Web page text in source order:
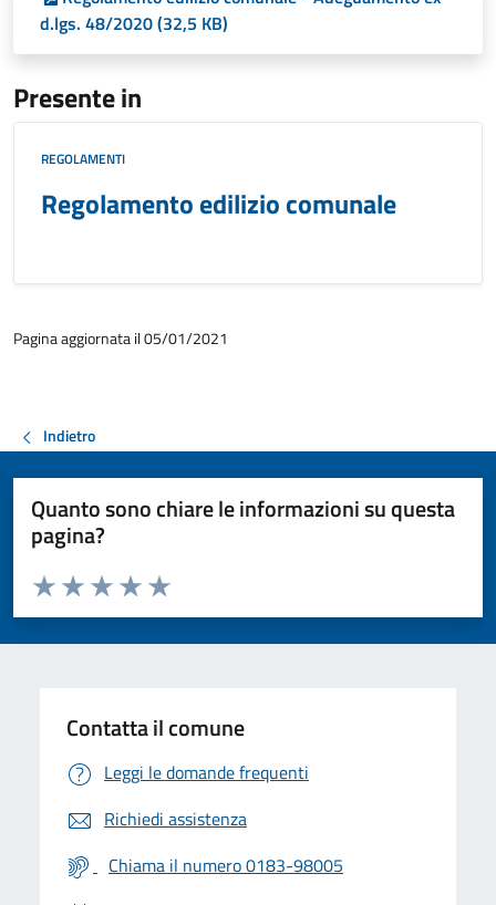
d.lgs. 48/2020 (32,5 KB)
Presente in
REGOLAMENTI
Regolamento edilizio comunale
Pagina aggiornata il 05/01/2021
Indietro
Quanto sono chiare le informazioni su questa
pagina?
Valuta da 1 a 5 stelle la pagina
Valuta 5 stelle su 5
Valuta 4 stelle su 5
Valuta 3 stelle su 5
Valuta 2 stelle su 5
Valuta 1 stelle su 5
Contatta il comune
Leggi le domande frequenti
Richiedi assistenza
Chiama il numero 0183-98005